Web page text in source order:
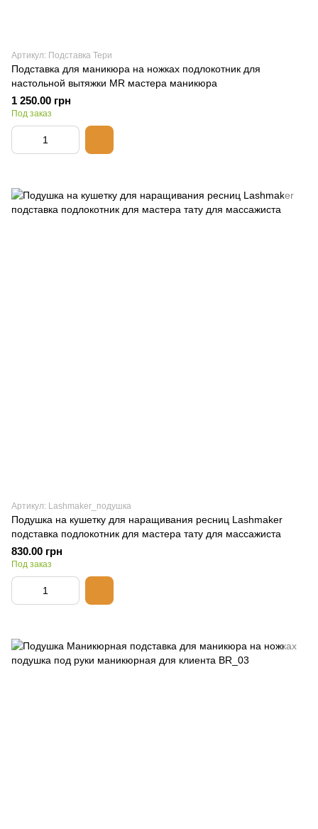
Артикул: Подставка Тери
Подставка для маникюра на ножках подлокотник для
настольной вытяжки MR мастера маникюра
1 250.00 грн
Под заказ
Артикул: Lashmaker_подушка
Подушка на кушетку для наращивания ресниц Lashmaker
подставка подлокотник для мастера тату для массажиста
830.00 грн
Под заказ